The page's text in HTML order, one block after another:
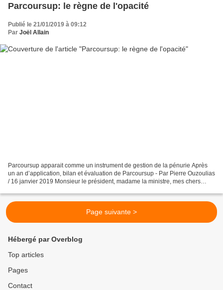
Parcoursup: le règne de l'opacité
Publié le 21/01/2019 à 09:12
Par Joël Allain
Parcoursup apparait comme un instrument de gestion de la pénurie Après
un an d’application, bilan et évaluation de Parcoursup - Par Pierre Ouzoulias
/ 16 janvier 2019 Monsieur le président, madame la ministre, mes chers
Page suivante >
Hébergé par Overblog
Top articles
Pages
Contact